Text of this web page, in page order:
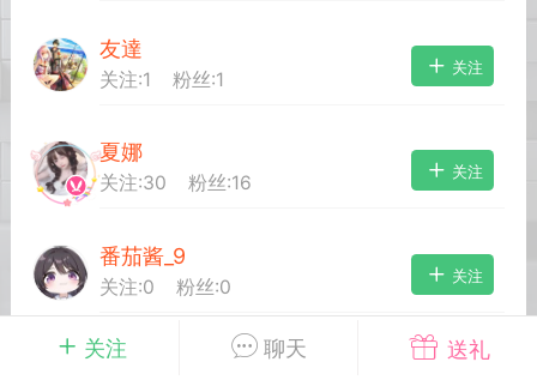
作弊模组的发布规范近期收到一些信息
作弊模组在联机服务器使用,为了维护游
模组的发布行为：1. *...
72 2.23w
大人
Lv.8
关注 聊天 送礼
友達
关注:1 粉丝:1
关注
夏娜
关注:30 粉丝:16
关注
番茄酱_9
关注:0 粉丝:0
关注
超级刘晨